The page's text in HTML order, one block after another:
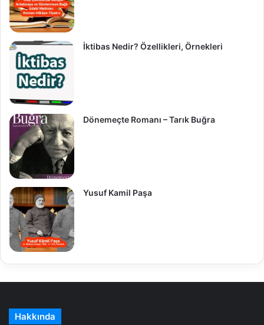
İktibas Nedir? Özellikleri, Örnekleri
Dönemeçte Romanı – Tarık Buğra
Yusuf Kamil Paşa
Hakkında